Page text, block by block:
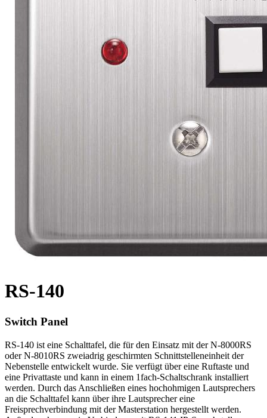
RS-140
Switch Panel
RS-140 ist eine Schalttafel, die für den Einsatz mit der N-8000RS
oder N-8010RS zweiadrig geschirmten Schnittstelleneinheit der
Nebenstelle entwickelt wurde. Sie verfügt über eine Ruftaste und
eine Privattaste und kann in einem 1fach-Schaltschrank installiert
werden. Durch das Anschließen eines hochohmigen Lautsprechers
an die Schalttafel kann über ihre Lautsprecher eine
Freisprechverbindung mit der Masterstation hergestellt werden.